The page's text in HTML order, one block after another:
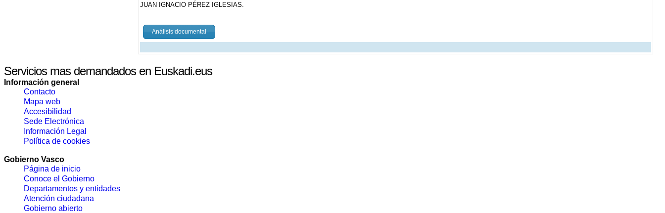
JUAN IGNACIO PÉREZ IGLESIAS.
Análisis documental
Servicios mas demandados en Euskadi.eus
Información general
Contacto
Mapa web
Accesibilidad
Sede Electrónica
Información Legal
Política de cookies
Gobierno Vasco
Página de inicio
Conoce el Gobierno
Departamentos y entidades
Atención ciudadana
Gobierno abierto